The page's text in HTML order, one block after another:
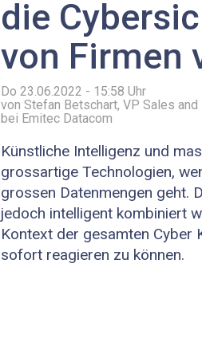
die
von Firmen
Do 23.06.2022 - 15:58 Uhr
von Stefan Betschart, VP Sales and
bei Emitec Datacom
Künstliche Intelligenz und
grossartige Technologien,
grossen Datenmengen geht.
jedoch intelligent kombiniert
Kontext der gesamten Cyber
sofort reagieren zu können.